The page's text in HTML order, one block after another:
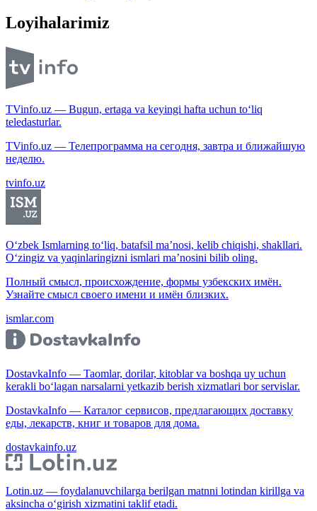
Loyihalarimiz
TVinfo.uz — Bugun, ertaga va keyingi hafta uchun to‘liq
teledasturlar.
TVinfo.uz — Телепрограмма на сегодня, завтра и ближайшую
неделю.
tvinfo.uz
O‘zbek Ismlarning to‘liq, batafsil ma’nosi, kelib chiqishi, shakllari.
O‘zingiz va yaqinlaringizni ismlari ma’nosini bilib oling.
Полный смысл, происхождение, формы узбекских имён.
Узнайте смысл своего имени и имён близких.
ismlar.com
DostavkaInfo — Taomlar, dorilar, kitoblar va boshqa uy uchun
kerakli bo‘lagan narsalarni yetkazib berish xizmatlari bor servislar.
DostavkaInfo — Каталог сервисов, предлагающих доставку
еды, лекарств, книг и товаров для дома.
dostavkainfo.uz
Lotin.uz — foydalanuvchilarga berilgan matnni lotindan kirillga va
aksincha o‘girish xizmatini taklif etadi.